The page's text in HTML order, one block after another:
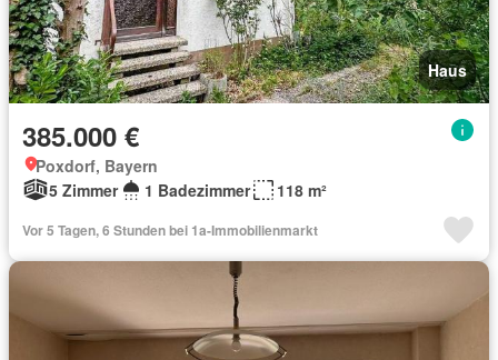
Haus
385.000 €
Poxdorf, Bayern
5 Zimmer
1 Badezimmer 118 m²
Vor 5 Tagen, 6 Stunden bei 1a-Immobilienmarkt